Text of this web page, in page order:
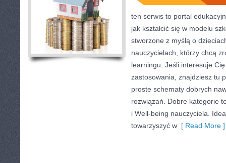
ten serwis to portal
jak kształcić się w modelu
stworzone z myślą o
nauczycielach, którzy chcą
learningu. Jeśli interesuje
zastosowania, znajdziesz tu
proste schematy dobrych
rozwiązań. Dobre kategorie
i Well-being nauczyciela.
towarzyszyć w [ Read More ]